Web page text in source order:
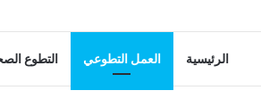
الرئيسية العمل التطوعي التطوع